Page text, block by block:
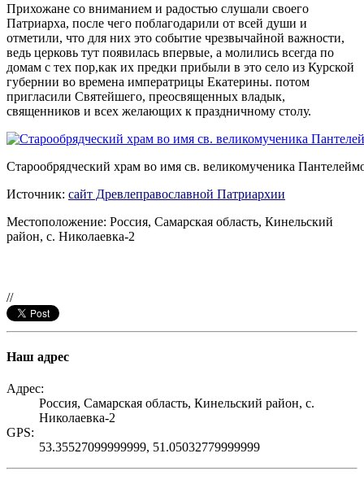
Прихожане со вниманием и радостью слушали своего
Патриарха, после чего поблагодарили от всей души и
отметили, что для них это событие чрезвычайной важности,
ведь церковь тут появилась впервые, а молились всегда по
домам с тех пор,как их предки прибыли в это село из Курской
губернии во времена императрицы Екатерины. потом
пригласили Святейшего, преосвященных владык,
священников и всех желающих к праздничному столу.
Старообрядческий храм во имя св. великомученика
Источник: сайт Древлеправославной Патриархии
Местоположение: Россия, Самарская область, Кинельский
район, с. Николаевка-2
//
Наш адрес
Адрес:
Россия, Самарская область, Кинельский район, с.
Николаевка-2
GPS:
53.35527099999999, 51.05032779999999